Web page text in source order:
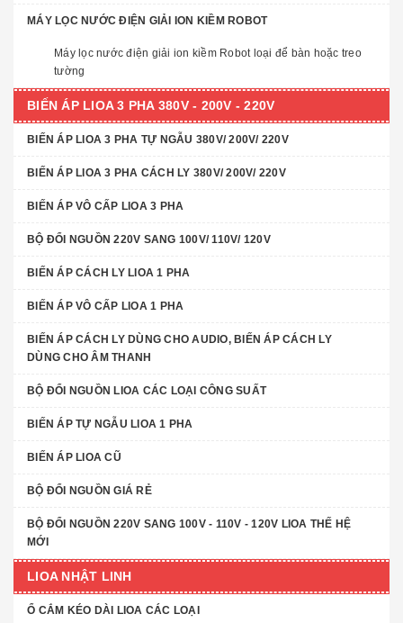
MÁY LỌC NƯỚC ĐIỆN GIẢI ION KIỀM ROBOT
Máy lọc nước điện giải ion kiềm Robot loại để bàn hoặc treo
tường
BIẾN ÁP LIOA 3 PHA 380V - 200V - 220V
BIẾN ÁP LIOA 3 PHA TỰ NGẪU 380V/ 200V/ 220V
BIẾN ÁP LIOA 3 PHA CÁCH LY 380V/ 200V/ 220V
BIẾN ÁP VÔ CẤP LIOA 3 PHA
BỘ ĐỔI NGUỒN 220V SANG 100V/ 110V/ 120V
BIẾN ÁP CÁCH LY LIOA 1 PHA
BIẾN ÁP VÔ CẤP LIOA 1 PHA
BIẾN ÁP CÁCH LY DÙNG CHO AUDIO, BIẾN ÁP CÁCH LY
DÙNG CHO ÂM THANH
BỘ ĐỔI NGUỒN LIOA CÁC LOẠI CÔNG SUẤT
BIẾN ÁP TỰ NGẪU LIOA 1 PHA
BIẾN ÁP LIOA CŨ
BỘ ĐỔI NGUỒN GIÁ RẺ
BỘ ĐỔI NGUỒN 220V SANG 100V - 110V - 120V LIOA THẾ HỆ
MỚI
LIOA NHẬT LINH
Ổ CẮM KÉO DÀI LIOA CÁC LOẠI